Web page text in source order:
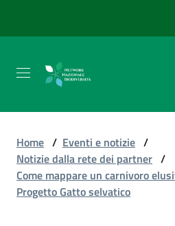
Chi
Esplora
e
Home / Eventi e notizie /
Notizie dalla rete dei partner /
Come mappare un carnivoro
Progetto Gatto selvatico